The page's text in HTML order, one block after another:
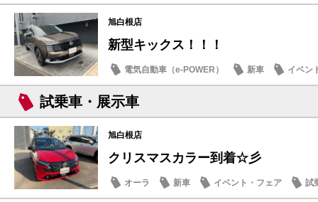
旭白根店
新型キックス！！！
電気自動車（e-POWER） 新車 イベン
試乗車・展示車
旭白根店
クリスマスカラー到着☆彡
オーラ 新車 イベント・フェア 試